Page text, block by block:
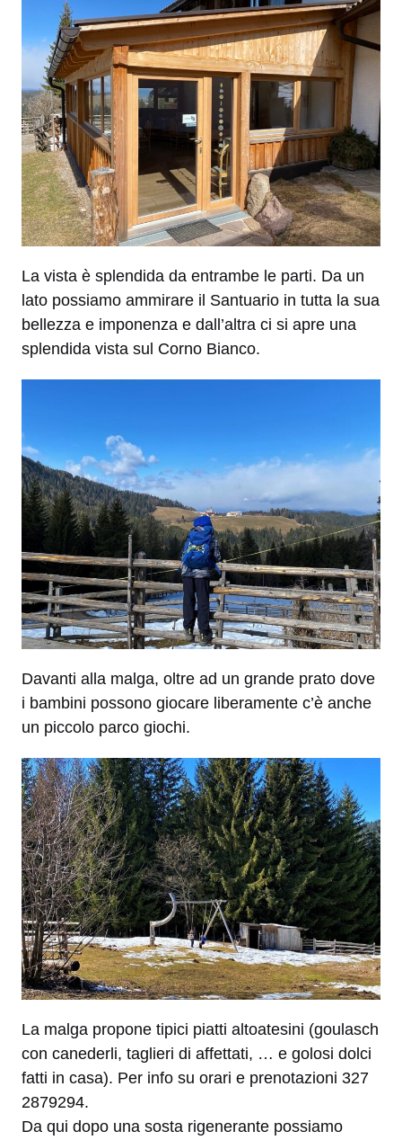
La vista è splendida da entrambe le parti. Da un
lato possiamo ammirare il Santuario in tutta la sua
bellezza e imponenza e dall’altra ci si apre una
splendida vista sul Corno Bianco.
Davanti alla malga, oltre ad un grande prato dove
i bambini possono giocare liberamente c’è anche
un piccolo parco giochi.
La malga propone tipici piatti altoatesini (goulasch
con canederli, taglieri di affettati, … e golosi dolci
fatti in casa). Per info su orari e prenotazioni 327
2879294.
Da qui dopo una sosta rigenerante possiamo